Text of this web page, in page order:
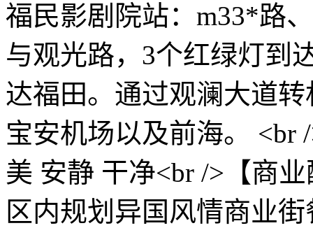
福民影剧院站：m33*路
与观光路，3个红绿灯到
达福田。通过观澜大道
宝安机场以及前海。 <br
美 安静 干净<br />【商
区内规划异国风情商业